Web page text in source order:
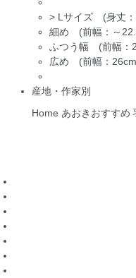
> Lサイズ (身丈
細め (前幅：～
ふつう幅 (前幅：
広め (前幅：
産地・作家別
Home あおきおすすめ